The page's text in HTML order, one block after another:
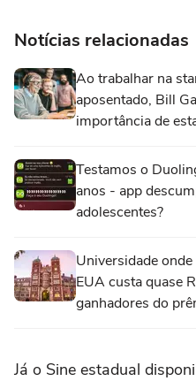
Notícias relacionadas
Ao trabalhar na
aposentado, Bill
importância de
Testamos o
anos - app
adolescentes?
Universidade
EUA custa quase
ganhadores do
Já o Sine estadual